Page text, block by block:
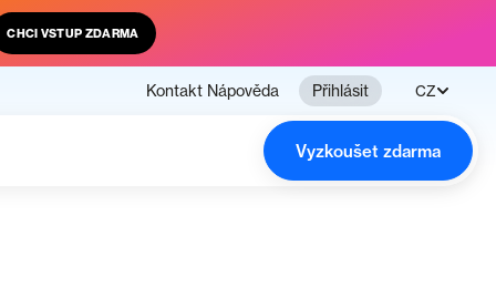
CHCI VSTUP ZDARMA
Kontakt Nápověda Přihlásit CZ
Vyzkoušet zdarma